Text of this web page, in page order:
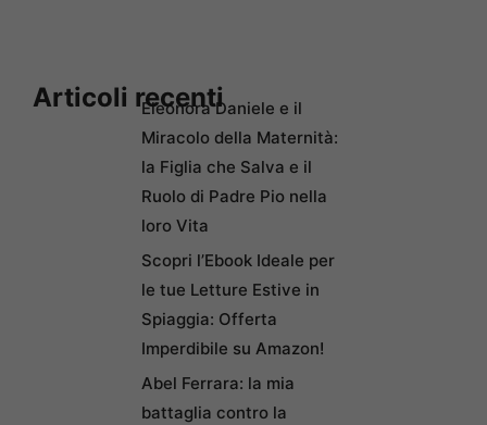
Articoli recentiEleonora Daniele e il
Miracolo della Maternità:
la Figlia che Salva e il
Ruolo di Padre Pio nella
loro Vita
Scopri l’Ebook Ideale per
le tue Letture Estive in
Spiaggia: Offerta
Imperdibile su Amazon!
Abel Ferrara: la mia
battaglia contro la